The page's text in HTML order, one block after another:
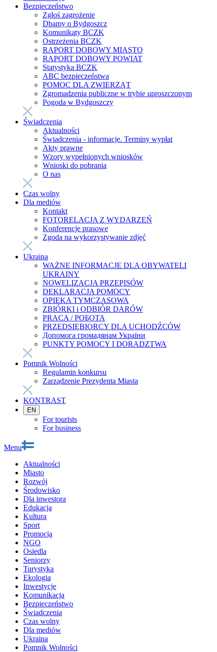
Bezpieczeństwo
Zgłoś zagrożenie
Dbamy o Bydgoszcz
Komunikaty BCZK
Ostrzeżenia BCZK
RAPORT DOBOWY MIASTO
RAPORT DOBOWY POWIAT
Statystyka BCZK
ABC bezpieczeństwa
POMOC DLA ZWIERZĄT
Zgromadzenia publiczne w trybie uproszczonym
Pogoda w Bydgoszczy
Świadczenia
Aktualności
Świadczenia - informacje. Terminy wypłat
Akty prawne
Wzory wypełnionych wniosków
Wnioski do pobrania
O nas
Czas wolny
Dla mediów
Kontakt
FOTORELACJA Z WYDARZEŃ
Konferencje prasowe
Zgoda na wykorzystywanie zdjęć
Ukraina
WAŻNE INFORMACJE DLA OBYWATELI
UKRAINY
NOWELIZACJA PRZEPISÓW
DEKLARACJA POMOCY
OPIEKA TYMCZASOWA
ZBIÓRKI i ODBIÓR DARÓW
PRACA / РОБОТА
PRZEDSIĘBIORCY DLA UCHODŹCÓW
Допомога громадянам України
PUNKTY POMOCY I DORADZTWA
Pomnik Wolności
Regulamin konkursu
Zarządzenie Prezydenta Miasta
KONTRAST
EN
For tourists
For business
Menu
Aktualności
Miasto
Rozwój
Środowisko
Dla inwestora
Edukacja
Kultura
Sport
Promocja
NGO
Osiedla
Seniorzy
Turystyka
Ekologia
Inwestycje
Komunikacja
Bezpieczeństwo
Świadczenia
Czas wolny
Dla mediów
Ukraina
Pomnik Wolności